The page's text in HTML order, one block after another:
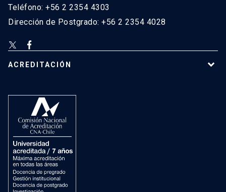
Teléfono: +56 2 2354 4303
Dirección de Postgrado: +56 2 2354 4028
ACREDITACIÓN